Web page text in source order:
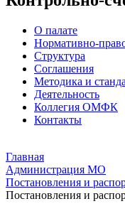
О палате
Нормативно-
Структура
Соглашения
Методика и
Деятельность
Коллегия ОМФК
Контакты
Главная
Администрация МО
Постановления и
Постановления и